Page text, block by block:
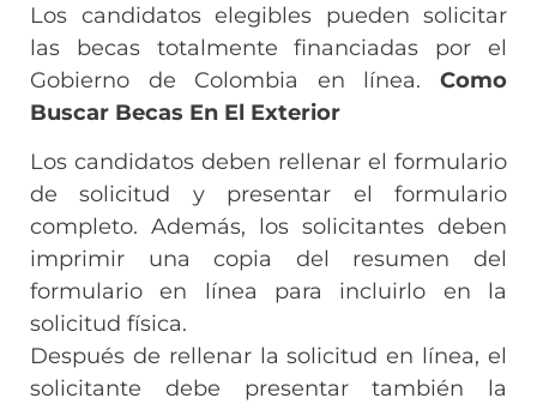
Los candidatos elegibles pueden solicitar
las becas totalmente financiadas por el
Gobierno de Colombia en línea. Como
Buscar Becas En El Exterior
Los candidatos deben rellenar el formulario
de solicitud y presentar el formulario
completo. Además, los solicitantes deben
imprimir una copia del resumen del
formulario en línea para incluirlo en la
solicitud física.
Después de rellenar la solicitud en línea, el
solicitante debe presentar también la